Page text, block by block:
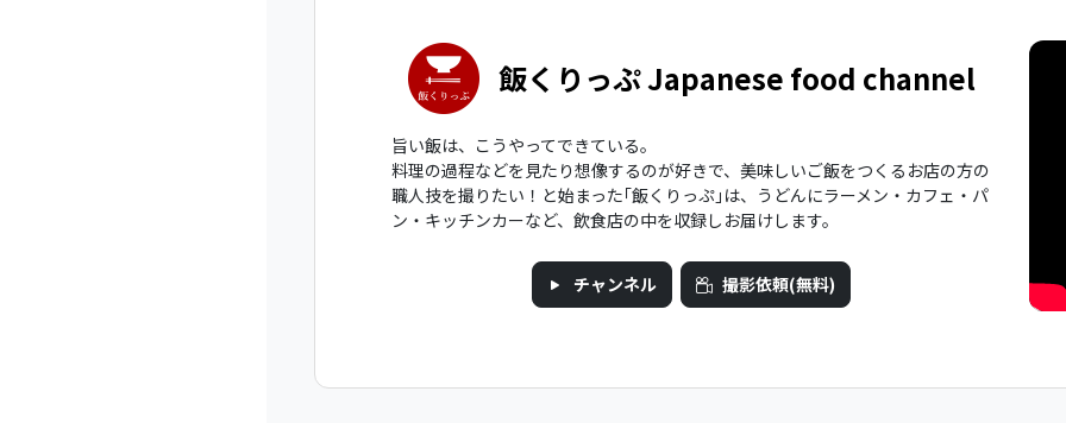
飯くりっぷ Japanese food channel
旨い飯は、こうやってできている。
料理の過程などを見たり想像するのが好きで、美味しいご飯をつくるお店の方の
職人技を撮りたい！と始まった｢飯くりっぷ｣は、うどんにラーメン・カフェ・パ
ン・キッチンカーなど、飲食店の中を収録しお届けします。
チャンネル 撮影依頼(無料)